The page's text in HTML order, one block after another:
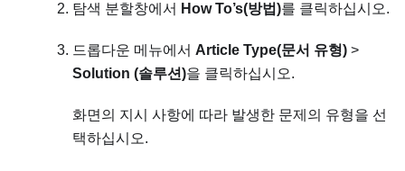
탐색 분할창에서 How To’s(방법)를 클릭하십시오.
드롭다운 메뉴에서 Article Type(문서 유형) >
Solution (솔루션)을 클릭하십시오.
화면의 지시 사항에 따라 발생한 문제의 유형을 선
택하십시오.